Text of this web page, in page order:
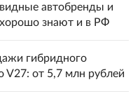
автобренды и
знают и в РФ
гибридного
V27: от 5,7 млн рублей